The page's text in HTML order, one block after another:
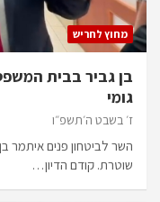
מחוץ לחריש
בן גביר בבית
גומי
ז׳ בשבט ה׳תשפ״ו
השר לביטחון פנים איתמר
שוטרת. קודם הדיון…